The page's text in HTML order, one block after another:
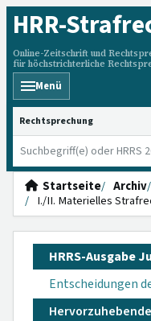
HRR-
Online-Zeitschrift und
für höchstrichterliche
Menü
HRRS durchsuchen
Startseite Archiv
I./II. Materielles
HRRS-Ausgabe
Entscheidungen